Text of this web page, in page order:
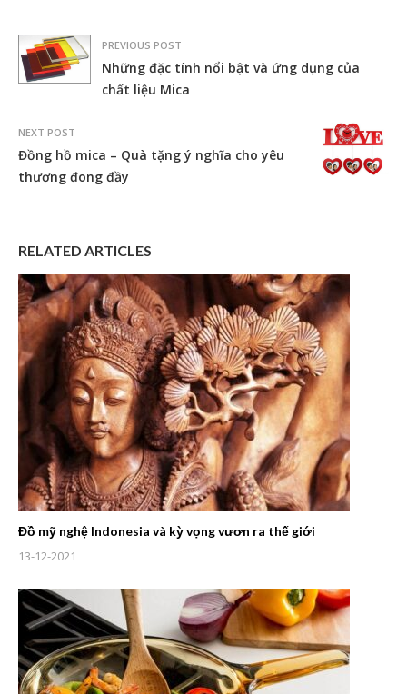
PREVIOUS POST
Những đặc tính nổi bật và ứng dụng của
chất liệu Mica
NEXT POST
Đồng hồ mica – Quà tặng ý nghĩa cho yêu
thương đong đầy
RELATED ARTICLES
Đồ mỹ nghệ Indonesia và kỳ vọng vươn ra thế giới
13-12-2021